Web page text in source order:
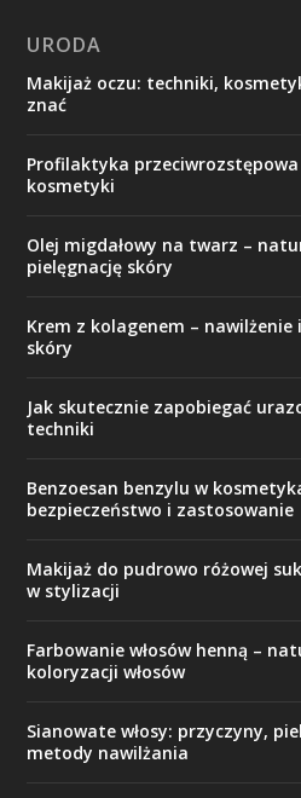
URODA
Makijaż oczu: techniki,
znać
Profilaktyka
kosmetyki
Olej migdałowy na twarz –
pielęgnację skóry
Krem z kolagenem – nawilżenie
skóry
Jak skutecznie zapobiegać
techniki
Benzoesan benzylu w
bezpieczeństwo i zastosowanie
Makijaż do pudrowo różowej
w stylizacji
Farbowanie włosów henną –
koloryzacji włosów
Sianowate włosy: przyczyny,
metody nawilżania